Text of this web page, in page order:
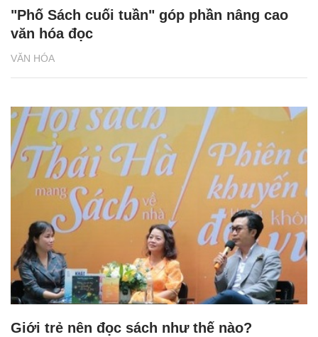
VĂN HÓA
"Phố Sách cuối tuần" góp phần nâng cao
văn hóa đọc
Giới trẻ nên đọc sách như thế nào?